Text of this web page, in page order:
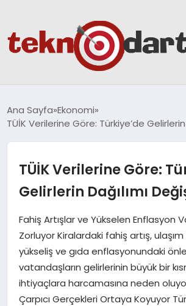
BILIM & TEKNOLOJI
EĞITIM
GÜNDEM
SPOR
EKONOMI
Ana Sayfa Ekonomi
TÜİK Verilerine Göre: Türkiye’de Gelirlerin
TÜİK Verilerine Göre:
Gelirlerin Dağılımı
Fahiş Artışlar ve Yükselen Enflasyon
Zorluyor Kiralardaki fahiş artış,
yükseliş ve gıda enflasyonundaki
vatandaşların gelirlerinin büyük bir
ihtiyaçlara harcamasına neden
Çarpıcı Gerçekleri Ortaya Koyuyor